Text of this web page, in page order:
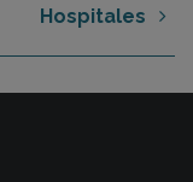
Hospitales